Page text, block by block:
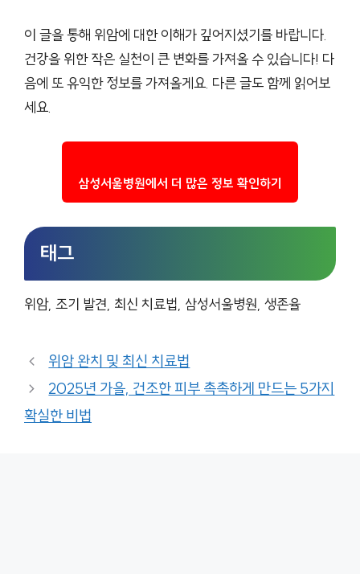
이 글을 통해 위암에 대한 이해가 깊어지셨기를 바랍니다.
건강을 위한 작은 실천이 큰 변화를 가져올 수 있습니다! 다
음에 또 유익한 정보를 가져올게요. 다른 글도 함께 읽어보
세요.
삼성서울병원에서 더 많은 정보 확인하기
태그
위암, 조기 발견, 최신 치료법, 삼성서울병원, 생존율
위암 완치 및 최신 치료법
2025년 가을, 건조한 피부 촉촉하게 만드는 5가지
확실한 비법